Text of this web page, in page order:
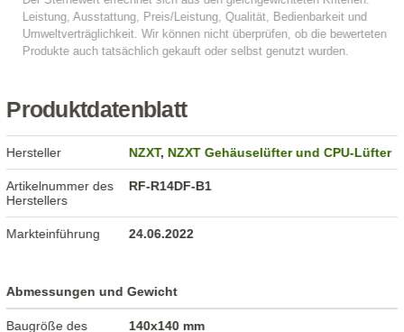
Produktdatenblatt
Hersteller NZXT,NZXT Gehäuselüfter und CPU-Lüfter
Artikelnummer des
Herstellers
RF-R14DF-B1
Markteinführung 24.06.2022
Abmessungen und Gewicht
Baugröße des
140x140 mm